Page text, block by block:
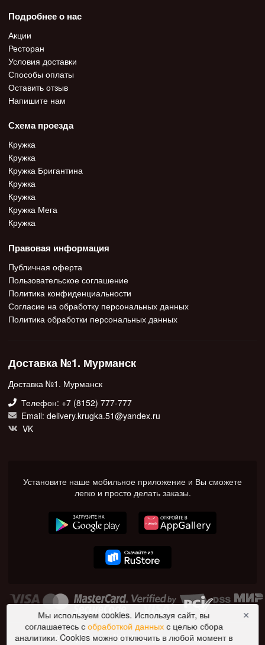
Подробнее о нас
Акции
Ресторан
Условия доставки
Способы оплаты
Оставить отзыв
Напишите нам
Схема проезда
Кружка
Кружка
Кружка Бригантина
Кружка
Кружка
Кружка Мега
Кружка
Правовая информация
Публичная оферта
Пользовательское соглашение
Политика конфиденциальности
Согласие на обработку персональных данных
Политика обработки персональных данных
Доставка №1. Мурманск
Доставка №1. Мурманск
Телефон: +7 (8152) 777-777
Email: delivery.krugka.51@yandex.ru
VK
Установите наше мобильное приложение и Вы сможете
легко и просто делать заказы.
© 2026 Доставка №1. Все права защищены.
Мы используем cookies. Используя сайт, вы
соглашаетесь собработкой данныхс целью сбора
аналитики. Cookies можно отключить в любой момент в
✕